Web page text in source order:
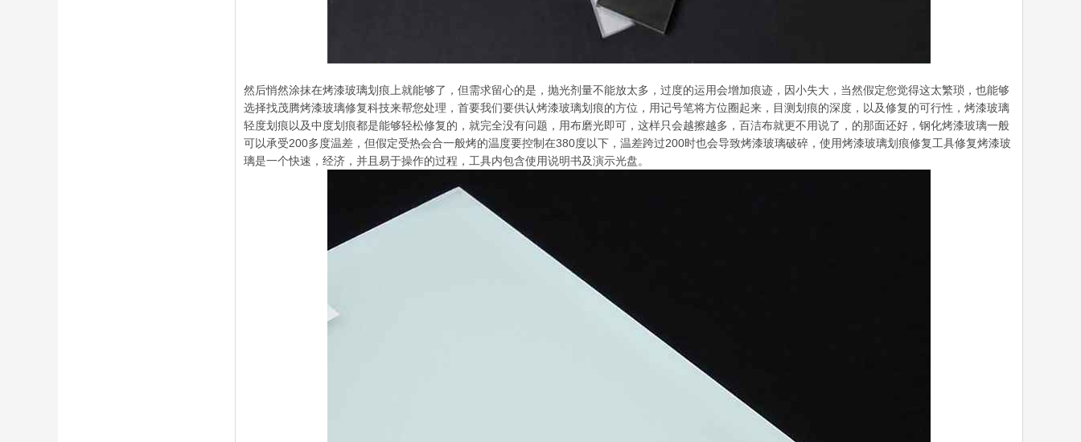
然后悄然涂抹在烤漆玻璃划痕上就能够了，但需求留心的是，抛光剂量不能放太多，过度的运用会增加痕迹，因小失大，当然假定您觉得这太繁琐，也能够
选择找茂腾烤漆玻璃修复科技来帮您处理，首要我们要供认烤漆玻璃划痕的方位，用记号笔将方位圈起来，目测划痕的深度，以及修复的可行性，烤漆玻璃
轻度划痕以及中度划痕都是能够轻松修复的，就完全没有问题，用布磨光即可，这样只会越擦越多，百洁布就更不用说了，的那面还好，钢化烤漆玻璃一般
可以承受200多度温差，但假定受热会合一般烤的温度要控制在380度以下，温差跨过200时也会导致烤漆玻璃破碎，使用烤漆玻璃划痕修复工具修复烤漆玻
璃是一个快速，经济，并且易于操作的过程，工具内包含使用说明书及演示光盘。